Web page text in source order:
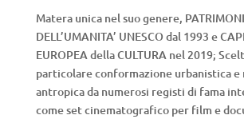
Matera unica nel suo genere,
DELL’UMANITA’ UNESCO dal 1993 e
EUROPEA della CULTURA nel 2019;
particolare conformazione urbanistica e
antropica da numerosi registi di fama
come set cinematografico per film e